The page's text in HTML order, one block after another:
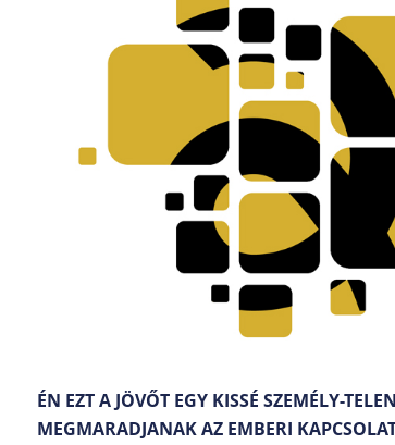
ÉN EZT A JÖVŐT EGY KISSÉ SZEMÉLY-
MEGMARADJANAK AZ EMBERI